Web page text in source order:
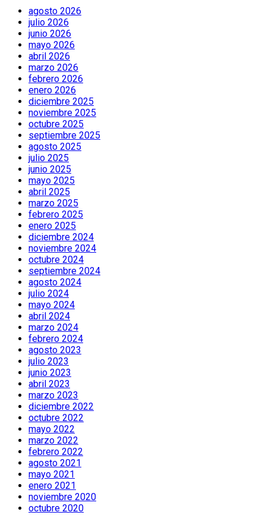
agosto 2026
julio 2026
junio 2026
mayo 2026
abril 2026
marzo 2026
febrero 2026
enero 2026
diciembre 2025
noviembre 2025
octubre 2025
septiembre 2025
agosto 2025
julio 2025
junio 2025
mayo 2025
abril 2025
marzo 2025
febrero 2025
enero 2025
diciembre 2024
noviembre 2024
octubre 2024
septiembre 2024
agosto 2024
julio 2024
mayo 2024
abril 2024
marzo 2024
febrero 2024
agosto 2023
julio 2023
junio 2023
abril 2023
marzo 2023
diciembre 2022
octubre 2022
mayo 2022
marzo 2022
febrero 2022
agosto 2021
mayo 2021
enero 2021
noviembre 2020
octubre 2020